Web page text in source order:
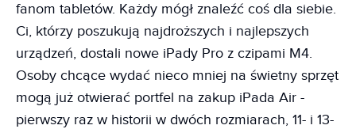
fanom tabletów. Każdy mógł znaleźć coś dla siebie.
Ci, którzy poszukują najdroższych i najlepszych
urządzeń, dostali nowe iPady Pro z czipami M4.
Osoby chcące wydać nieco mniej na świetny sprzęt
mogą już otwierać portfel na zakup iPada Air -
pierwszy raz w historii w dwóch rozmiarach, 11- i 13-